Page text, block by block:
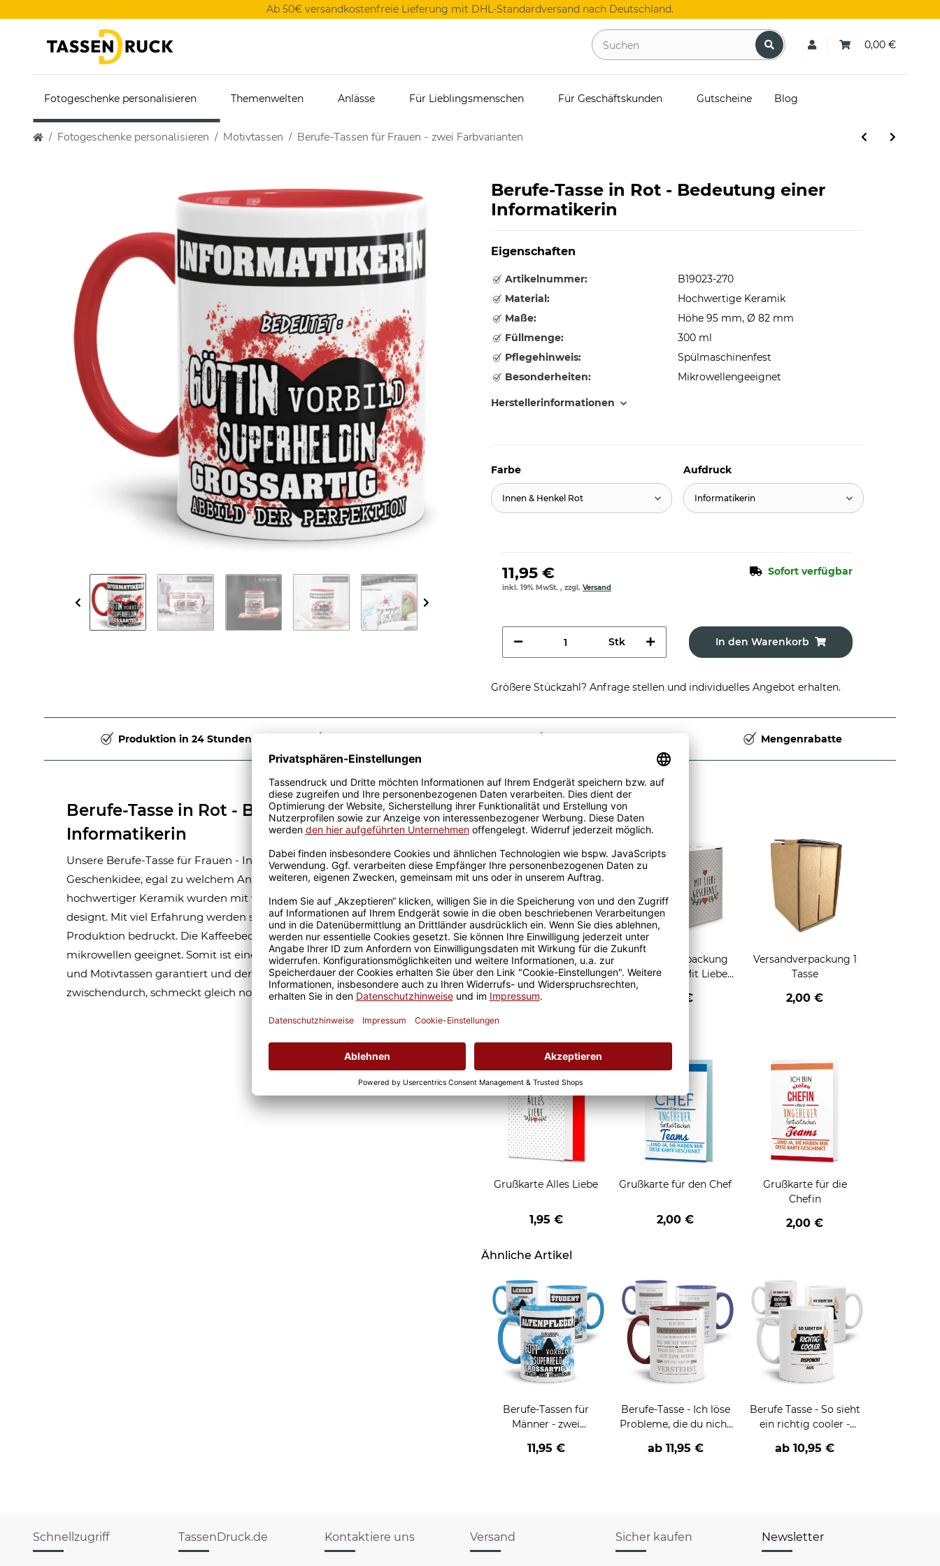
Ab 50€ versandkostenfreie Lieferung mit DHL-Standardversand nach Deutschland.
0,00 €
Fotogeschenke personalisieren Themenwelten Anlässe Für Lieblingsmenschen Für Geschäftskunden Gutscheine Blog
Fotogeschenke personalisieren Motivtassen Berufe-Tassen für Frauen - zwei Farbvarianten
Berufe-Tasse in Rot - Bedeutung einer
Informatikerin
Eigenschaften
Artikelnummer:
B19023-270
Material:
Hochwertige Keramik
Maße:
Höhe 95 mm, Ø 82 mm
Füllmenge:
300 ml
Pflegehinweis:
Spülmaschinenfest
Besonderheiten:
Mikrowellengeeignet
Herstellerinformationen
Farbe
Innen & Henkel Rot
Aufdruck
Informatikerin
11,95 € Sofort verfügbar
inkl. 19% MwSt. , zzgl. Versand
Stk In den Warenkorb
Größere Stückzahl? Anfrage stellen und individuelles Angebot erhalten.
Produktion in 24 Stunden Mengenrabatte
Berufe-Tasse in Rot - Bedeutung einer
Informatikerin
Unsere Berufe-Tasse für Frauen - Informatikerin - ist eine tolle
Geschenkidee, egal zu welchem Anlass. Unsere roten Berufe-Tassen aus
hochwertiger Keramik wurden mit viel Liebe von unserem Grafik-Team
designt. Mit viel Erfahrung werden sie Handmade in unserer eigenen
Produktion bedruckt. Die Kaffeebecher sind spülmaschinen- und
mikrowellen geeignet. Somit ist eine lange Freude an unseren Fototassen
und Motivtassen garantiert und der Kaffee am Morgen, oder
zwischendurch, schmeckt gleich nochmal so gut.
Passende Verpackungen
Geschenkverpackung 1
Tasse mit Fenster
2,50 €
Geschenkverpackung
für Tassen - Mit Liebe
2,95 €
Versandverpackung 1
Tasse
2,00 €
Grußkarten zum Verschenken
Grußkarte Alles Liebe
1,95 €
Grußkarte für den Chef
2,00 €
Grußkarte für die
Chefin
2,00 €
Ähnliche Artikel
Berufe-Tassen für
Männer - zwei
11,95 €
Berufe-Tasse - Ich löse
Probleme, die du nicht
verschiedene Berufe
ab 11,95 €
Berufe Tasse - So sieht
ein richtig cooler -
ab10,95 €
Schnellzugriff TassenDruck.de Kontaktiere uns Versand Sicher kaufen Newsletter